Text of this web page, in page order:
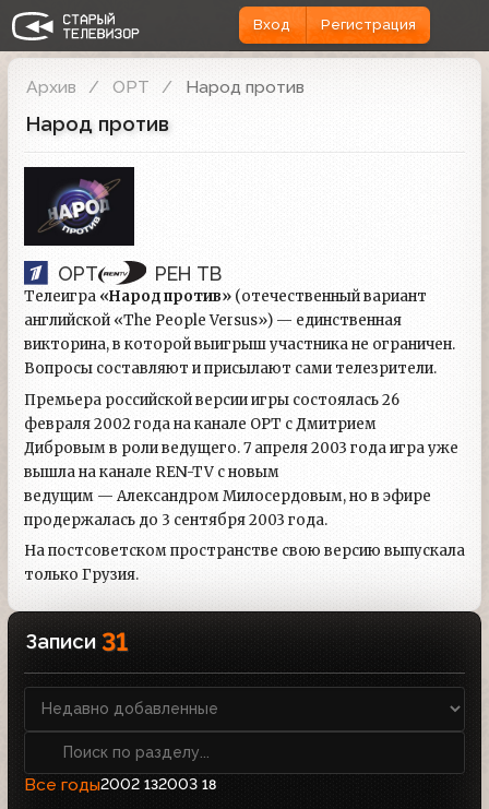
Вход Регистрация
Архив ОРТ Народ против
Народ против
ОРТ РЕН ТВ
Телеигра «Народ против» (отечественный вариант
английской «The People Versus») — единственная
викторина, в которой выигрыш участника не ограничен.
Вопросы составляют и присылают сами телезрители.
Премьера российской версии игры состоялась 26
февраля 2002 года на канале ОРТ с Дмитрием
Дибровым в роли ведущего. 7 апреля 2003 года игра уже
вышла на канале REN-TV с новым
ведущим — Александром Милосердовым, но в эфире
продержалась до 3 сентября 2003 года.
На постсоветском пространстве свою версию выпускала
только Грузия.
Записи 31
Все годы2002 132003 18